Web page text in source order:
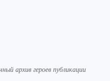
архив героев публикации